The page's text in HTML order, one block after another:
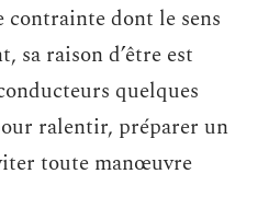
contrainte dont le sens
sa raison d’être est
quelques
ralentir, préparer un
toute manœuvre